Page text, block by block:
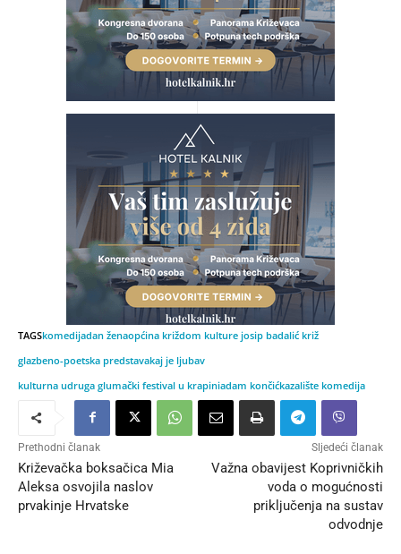
TAGSkomedijadan ženaopćina križdom kulture josip badalić križ
glazbeno-poetska predstavakaj je ljubav
kulturna udruga glumački festival u krapiniadam končićkazalište komedija
Prethodni članak
Križevačka boksačica Mia
Aleksa osvojila naslov
prvakinje Hrvatske
Sljedeći članak
Važna obavijest Koprivničkih
voda o mogućnosti
priključenja na sustav
odvodnje